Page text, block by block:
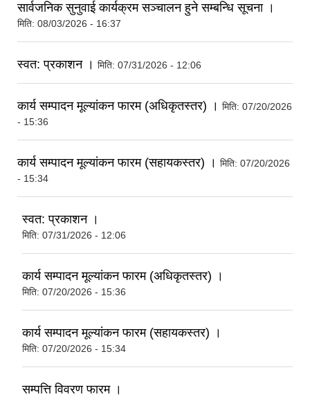
सार्वजनिक सुनुवाई कार्यक्रम सञ्चालन हुने सम्बन्धि सूचना ।
मिति: 08/03/2026 - 16:37
स्वत: प्रकाशन । मिति: 07/31/2026 - 12:06
कार्य सम्पादन मूल्यांकन फारम (अधिकृतस्तर) । मिति: 07/20/2026
- 15:36
कार्य सम्पादन मूल्यांकन फारम (सहायकस्तर) । मिति: 07/20/2026
- 15:34
स्वत: प्रकाशन ।
मिति: 07/31/2026 - 12:06
कार्य सम्पादन मूल्यांकन फारम (अधिकृतस्तर) ।
मिति: 07/20/2026 - 15:36
कार्य सम्पादन मूल्यांकन फारम (सहायकस्तर) ।
मिति: 07/20/2026 - 15:34
सम्पत्ति विवरण फारम ।